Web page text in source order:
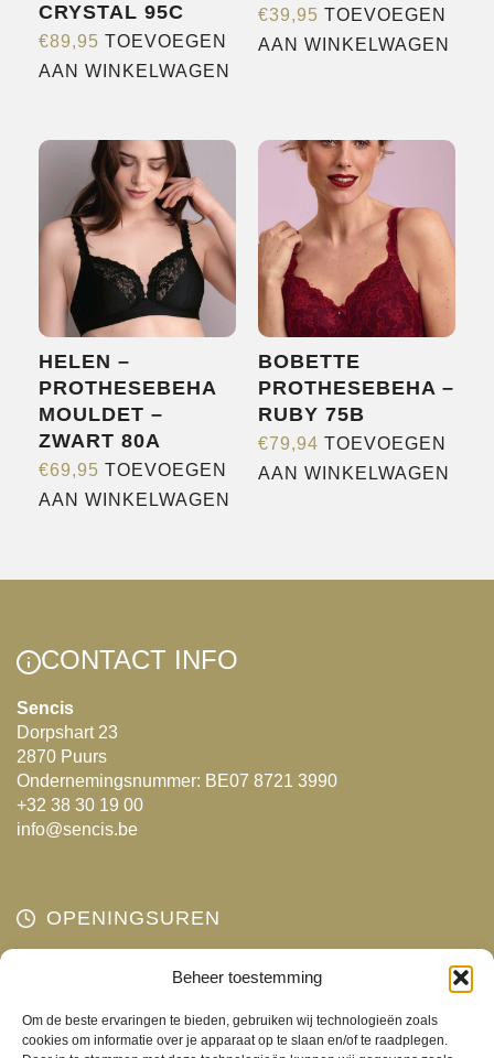
Beheer toestemming
Om de beste ervaringen te bieden, gebruiken wij technologieën zoals
cookies om informatie over je apparaat op te slaan en/of te raadplegen.
CRYSTAL 95C
€89,95 TOEVOEGEN
AAN WINKELWAGEN
€39,95 TOEVOEGEN
AAN WINKELWAGEN
HELEN –
PROTHESEBEHA
MOULDET –
ZWART 80A
€69,95 TOEVOEGEN
AAN WINKELWAGEN
BOBETTE
PROTHESEBEHA –
RUBY 75B
€79,94 TOEVOEGEN
AAN WINKELWAGEN
CONTACT INFO
Sencis
Dorpshart 23
2870 Puurs
Ondernemingsnummer: BE07 8721 3990
+32 38 30 19 00
info@sencis.be
OPENINGSUREN
Gesloten
Woensdag
10:00 - 18:00